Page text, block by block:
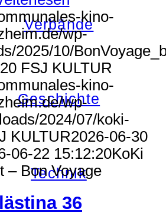
Verbände
Geschichte
Technik
kino-
wp-
2025/10/
FSJ KULTUR
kino-
wp-
2024/07/koki-
KULTUR2026-06-30
06-22 15:12:20KoKi
– Bon Voyage
36